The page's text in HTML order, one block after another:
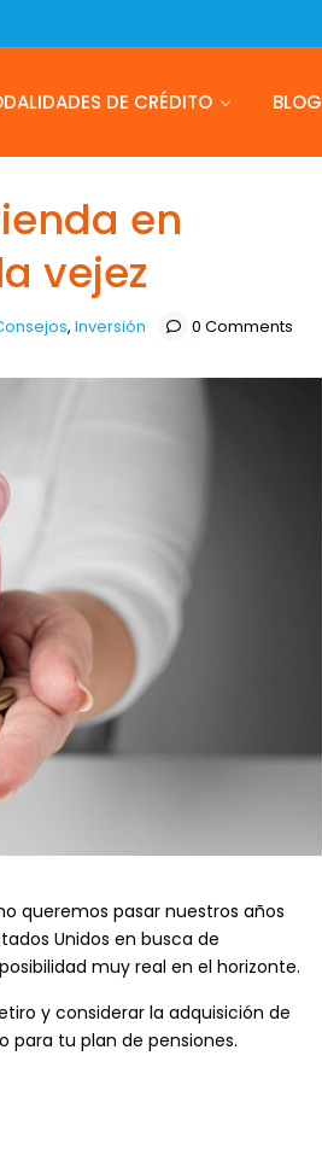
DE CRÉDITO BLOG
en
vejez
, Inversión 0 Comments
queremos pasar nuestros años
Unidos en busca de
muy real en el horizonte.
y considerar la adquisición de
tu plan de pensiones.